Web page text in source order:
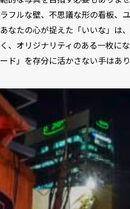
ラフルな壁、不思議な形の看板、
あなたの心が捉えた「いいな」は
く、オリジナリティのある一枚に
ード」を存分に活かさない手はあり